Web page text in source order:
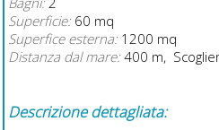
Superficie:60 mq
Superfice esterna:1200 mq
Distanza dal mare:400 m,
Descrizione dettagliata: